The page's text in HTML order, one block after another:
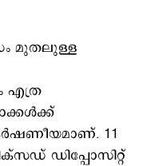
മുതലുള്ള
എത്ര
11
ഡിപ്പോസിറ്റ്